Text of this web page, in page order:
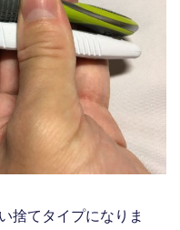
捨てタイプになりま